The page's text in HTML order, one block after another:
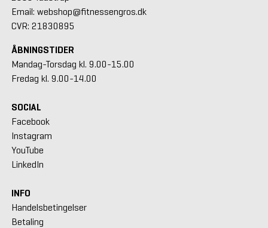
Email: webshop@fitnessengros.dk
CVR: 21830895
ÅBNINGSTIDER
Mandag-Torsdag kl. 9.00-15.00
Fredag kl. 9.00-14.00
SOCIAL
Facebook
Instagram
YouTube
LinkedIn
INFO
Handelsbetingelser
Betaling